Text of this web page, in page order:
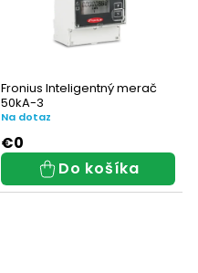
Fronius Inteligentný merač
50kA-3
Na dotaz
€0
Do košíka